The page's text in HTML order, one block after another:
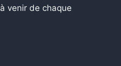
venir de chaque